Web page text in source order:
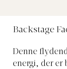
Backstage
Denne
energi, der er